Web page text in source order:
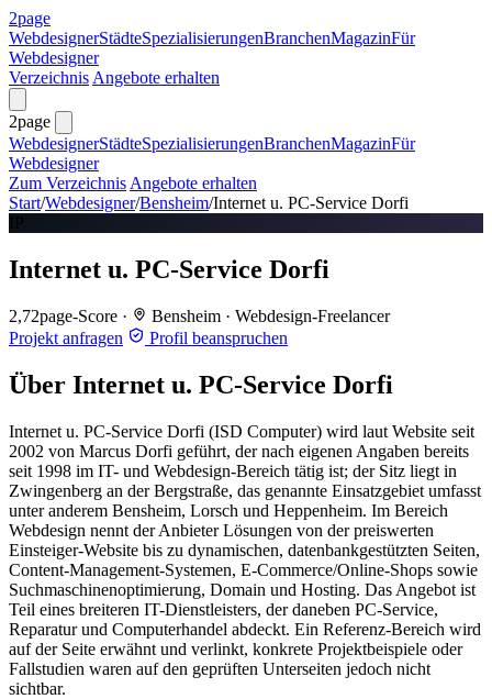
2page
WebdesignerStädteSpezialisierungenBranchenMagazinFür
Webdesigner
Verzeichnis Angebote erhalten
2page
WebdesignerStädteSpezialisierungenBranchenMagazinFür
Webdesigner
Zum Verzeichnis Angebote erhalten
Start/Webdesigner/Bensheim/Internet u. PC-Service Dorfi
IP
Internet u. PC-Service Dorfi
2,72page-Score · Bensheim · Webdesign-Freelancer
Projekt anfragen
Profil beanspruchen
Über Internet u. PC-Service Dorfi
Internet u. PC-Service Dorfi (ISD Computer) wird laut Website seit
2002 von Marcus Dorfi geführt, der nach eigenen Angaben bereits
seit 1998 im IT- und Webdesign-Bereich tätig ist; der Sitz liegt in
Zwingenberg an der Bergstraße, das genannte Einsatzgebiet umfasst
unter anderem Bensheim, Lorsch und Heppenheim. Im Bereich
Webdesign nennt der Anbieter Lösungen von der preiswerten
Einsteiger-Website bis zu dynamischen, datenbankgestützten Seiten,
Content-Management-Systemen, E-Commerce/Online-Shops sowie
Suchmaschinenoptimierung, Domain und Hosting. Das Angebot ist
Teil eines breiteren IT-Dienstleisters, der daneben PC-Service,
Reparatur und Computerhandel abdeckt. Ein Referenz-Bereich wird
auf der Seite erwähnt und verlinkt, konkrete Projektbeispiele oder
Fallstudien waren auf den geprüften Unterseiten jedoch nicht
sichtbar.